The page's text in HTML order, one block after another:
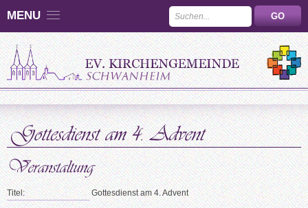
MENU
Titel: Gottesdienst am 4. Advent